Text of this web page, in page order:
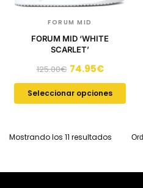
FORUM MID
FORUM MID ‘WHITE
SCARLET’
125.00€ 74.95€
Seleccionar opciones
Mostrando los 11 resultados